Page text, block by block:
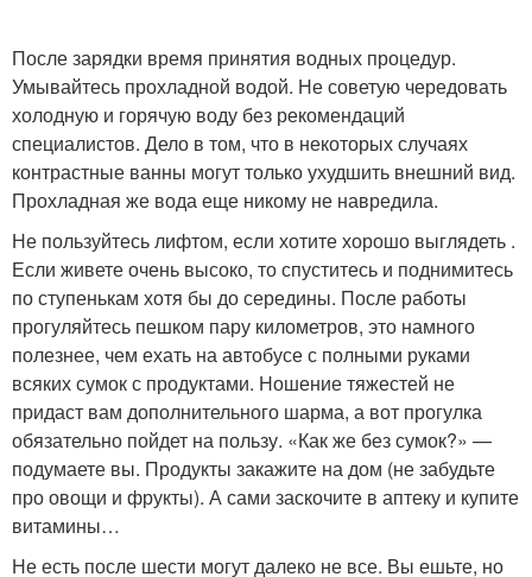
После зарядки время принятия водных процедур.
Умывайтесь прохладной водой. Не советую чередовать
холодную и горячую воду без рекомендаций
специалистов. Дело в том, что в некоторых случаях
контрастные ванны могут только ухудшить внешний вид.
Прохладная же вода еще никому не навредила.
Не пользуйтесь лифтом, если хотите хорошо выглядеть .
Если живете очень высоко, то спуститесь и поднимитесь
по ступенькам хотя бы до середины. После работы
прогуляйтесь пешком пару километров, это намного
полезнее, чем ехать на автобусе с полными руками
всяких сумок с продуктами. Ношение тяжестей не
придаст вам дополнительного шарма, а вот прогулка
обязательно пойдет на пользу. «Как же без сумок?» —
подумаете вы. Продукты закажите на дом (не забудьте
про овощи и фрукты). А сами заскочите в аптеку и купите
витамины…
Не есть после шести могут далеко не все. Вы ешьте, но